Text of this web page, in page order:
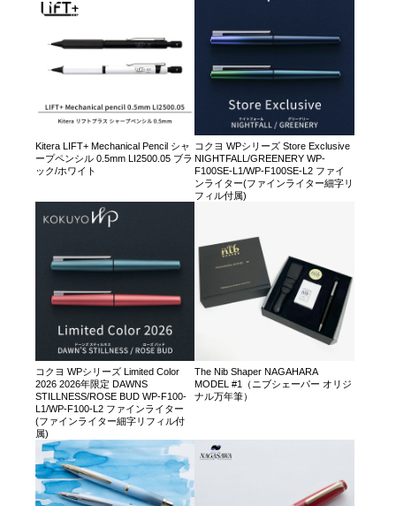
Kitera LIFT+ Mechanical Pencil シャ
ープペンシル 0.5mm LI2500.05 ブラ
ック/ホワイト
コクヨ WPシリーズ Store Exclusive
NIGHTFALL/GREENERY WP-
F100SE-L1/WP-F100SE-L2 ファイ
ンライター(ファインライター細字リ
フィル付属)
コクヨ WPシリーズ Limited Color
2026 2026年限定 DAWNS
STILLNESS/ROSE BUD WP-F100-
L1/WP-F100-L2 ファインライター
(ファインライター細字リフィル付
属)
The Nib Shaper NAGAHARA
MODEL #1（ニブシェーパー オリジ
ナル万年筆）